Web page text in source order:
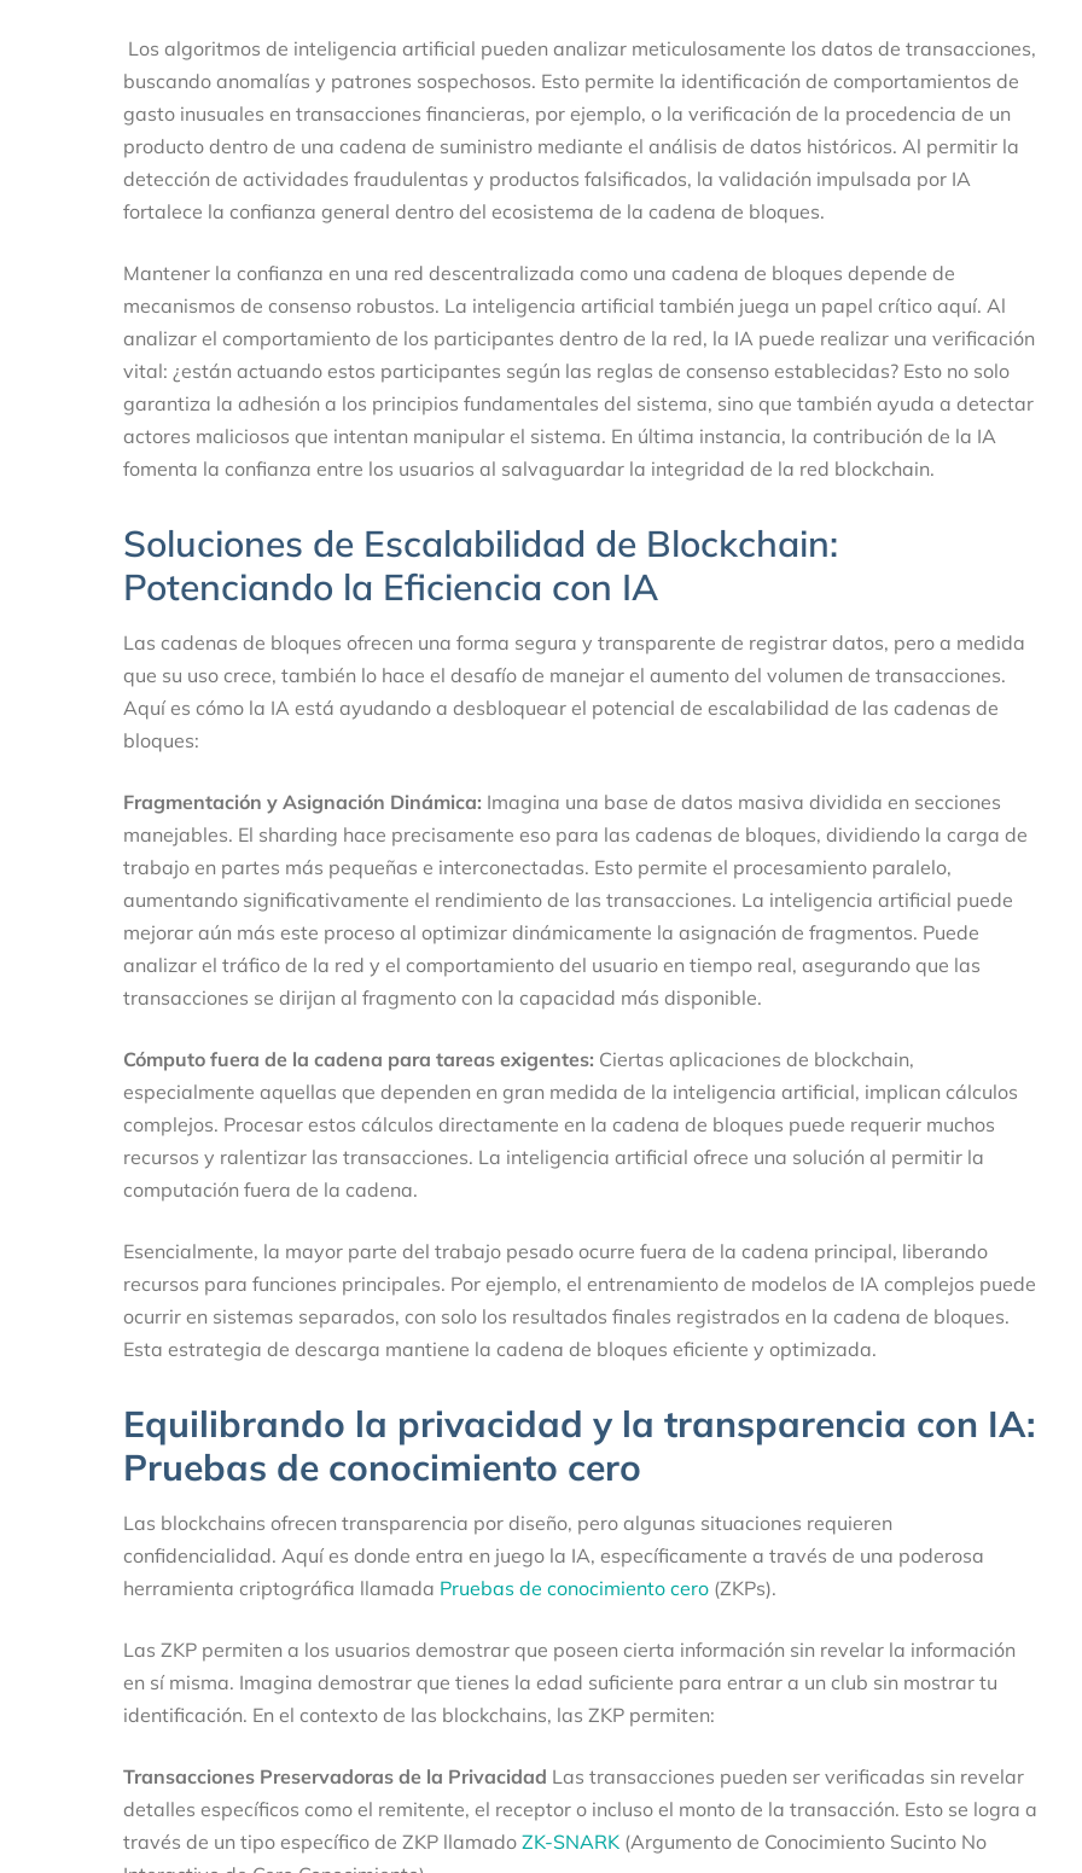
Los algoritmos de inteligencia artificial pueden analizar meticulosamente los datos de transacciones,
buscando anomalías y patrones sospechosos. Esto permite la identificación de comportamientos de
gasto inusuales en transacciones financieras, por ejemplo, o la verificación de la procedencia de un
producto dentro de una cadena de suministro mediante el análisis de datos históricos. Al permitir la
detección de actividades fraudulentas y productos falsificados, la validación impulsada por IA
fortalece la confianza general dentro del ecosistema de la cadena de bloques.
Mantener la confianza en una red descentralizada como una cadena de bloques depende de
mecanismos de consenso robustos. La inteligencia artificial también juega un papel crítico aquí. Al
analizar el comportamiento de los participantes dentro de la red, la IA puede realizar una verificación
vital: ¿están actuando estos participantes según las reglas de consenso establecidas? Esto no solo
garantiza la adhesión a los principios fundamentales del sistema, sino que también ayuda a detectar
actores maliciosos que intentan manipular el sistema. En última instancia, la contribución de la IA
fomenta la confianza entre los usuarios al salvaguardar la integridad de la red blockchain.
Soluciones de Escalabilidad de Blockchain:
Potenciando la Eficiencia con IA
Las cadenas de bloques ofrecen una forma segura y transparente de registrar datos, pero a medida
que su uso crece, también lo hace el desafío de manejar el aumento del volumen de transacciones.
Aquí es cómo la IA está ayudando a desbloquear el potencial de escalabilidad de las cadenas de
bloques:
Fragmentación y Asignación Dinámica: Imagina una base de datos masiva dividida en secciones
manejables. El sharding hace precisamente eso para las cadenas de bloques, dividiendo la carga de
trabajo en partes más pequeñas e interconectadas. Esto permite el procesamiento paralelo,
aumentando significativamente el rendimiento de las transacciones. La inteligencia artificial puede
mejorar aún más este proceso al optimizar dinámicamente la asignación de fragmentos. Puede
analizar el tráfico de la red y el comportamiento del usuario en tiempo real, asegurando que las
transacciones se dirijan al fragmento con la capacidad más disponible.
Cómputo fuera de la cadena para tareas exigentes: Ciertas aplicaciones de blockchain,
especialmente aquellas que dependen en gran medida de la inteligencia artificial, implican cálculos
complejos. Procesar estos cálculos directamente en la cadena de bloques puede requerir muchos
recursos y ralentizar las transacciones. La inteligencia artificial ofrece una solución al permitir la
computación fuera de la cadena.
Esencialmente, la mayor parte del trabajo pesado ocurre fuera de la cadena principal, liberando
recursos para funciones principales. Por ejemplo, el entrenamiento de modelos de IA complejos puede
ocurrir en sistemas separados, con solo los resultados finales registrados en la cadena de bloques.
Esta estrategia de descarga mantiene la cadena de bloques eficiente y optimizada.
Equilibrando la privacidad y la transparencia con IA:
Pruebas de conocimiento cero
Las blockchains ofrecen transparencia por diseño, pero algunas situaciones requieren
confidencialidad. Aquí es donde entra en juego la IA, específicamente a través de una poderosa
herramienta criptográfica llamada Pruebas de conocimiento cero (ZKPs).
Las ZKP permiten a los usuarios demostrar que poseen cierta información sin revelar la información
en sí misma. Imagina demostrar que tienes la edad suficiente para entrar a un club sin mostrar tu
identificación. En el contexto de las blockchains, las ZKP permiten:
Transacciones Preservadoras de la Privacidad Las transacciones pueden ser verificadas sin revelar
detalles específicos como el remitente, el receptor o incluso el monto de la transacción. Esto se logra a
través de un tipo específico de ZKP llamado ZK-SNARK (Argumento de Conocimiento Sucinto No